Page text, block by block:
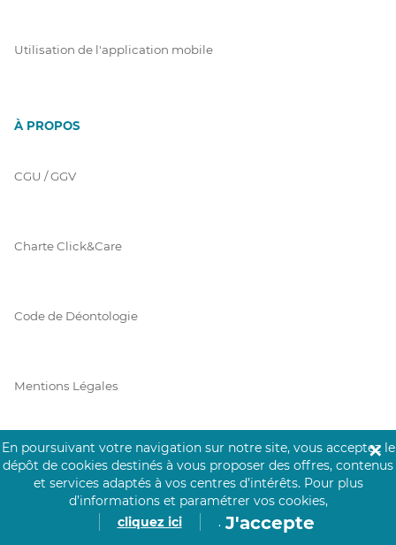
Utilisation de l'application mobile
À PROPOS
CGU / GGV
Charte Click&Care
Code de Déontologie
Mentions Légales
Prérequis Click&Care
Protection des Données
En poursuivant votre navigation sur notre site, vous acceptez le
dépôt de cookies destinés à vous proposer des offres, contenus
et services adaptés à vos centres d’intérêts. Pour plus
d’informations et paramétrer vos cookies,
cliquez ici
. J'accepte
✕